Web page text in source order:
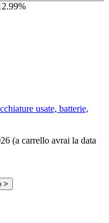
usate, batterie,
(a carrello avrai la data
>